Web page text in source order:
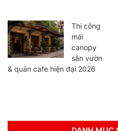
Thi công
mái
canopy
sân vườn
& quán cafe hiện đại 2026